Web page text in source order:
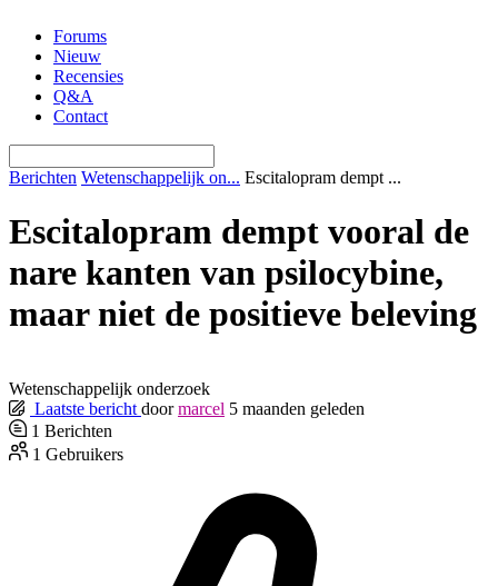
naar
inhoud
Forums
Nieuw
Recensies
Q&A
Contact
Berichten Wetenschappelijk on... Escitalopram dempt ...
Escitalopram dempt vooral de
nare kanten van psilocybine,
maar niet de positieve beleving
Wetenschappelijk onderzoek
Laatste bericht door marcel 5 maanden geleden
1 Berichten
1 Gebruikers